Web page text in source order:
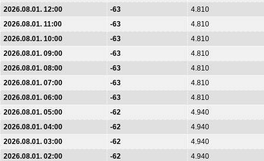
2026.08.01. 12:00
-63
4.810
2026.08.01. 11:00
-63
4.810
2026.08.01. 10:00
-63
4.810
2026.08.01. 09:00
-63
4.810
2026.08.01. 08:00
-63
4.810
2026.08.01. 07:00
-63
4.810
2026.08.01. 06:00
-63
4.810
2026.08.01. 05:00
-62
4.940
2026.08.01. 04:00
-62
4.940
2026.08.01. 03:00
-62
4.940
2026.08.01. 02:00
-62
4.940